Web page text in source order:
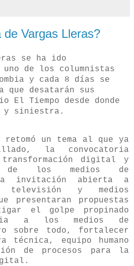
Vargas Lleras?
se ha ido
uno de los columnistas
y cada 8 días se
que desatarán sus
Tiempo desde donde
y siniestra.
retomó un tema al que ya
la convocatoria
digital y
de los medios de
invitación abierta a
televisión y medios
presentaran propuestas
el golpe propinado
a los medios de
sobre todo, fortalecer
técnica, equipo humano
de procesos para la